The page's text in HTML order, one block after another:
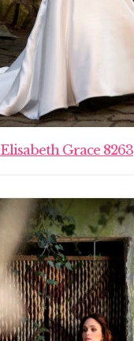
Elisabeth Grace 8263